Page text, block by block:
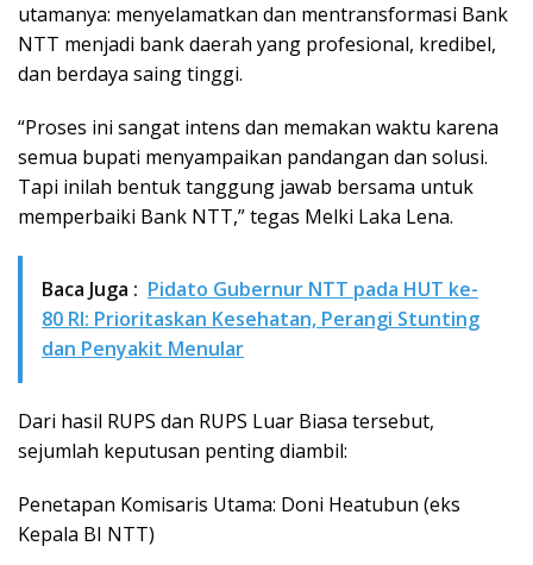
utamanya: menyelamatkan dan mentransformasi Bank
NTT menjadi bank daerah yang profesional, kredibel,
dan berdaya saing tinggi.
“Proses ini sangat intens dan memakan waktu karena
semua bupati menyampaikan pandangan dan solusi.
Tapi inilah bentuk tanggung jawab bersama untuk
memperbaiki Bank NTT,” tegas Melki Laka Lena.
Baca Juga : Pidato Gubernur NTT pada HUT ke-
80 RI: Prioritaskan Kesehatan, Perangi Stunting
dan Penyakit Menular
Dari hasil RUPS dan RUPS Luar Biasa tersebut,
sejumlah keputusan penting diambil:
Penetapan Komisaris Utama: Doni Heatubun (eks
Kepala BI NTT)